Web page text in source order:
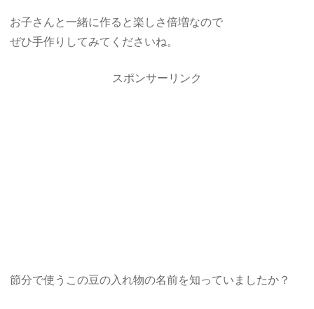
お子さんと一緒に作ると楽しさ倍増なので
ぜひ手作りしてみてくださいね。
スポンサーリンク
節分で使うこの豆の入れ物の名前を知っていましたか？